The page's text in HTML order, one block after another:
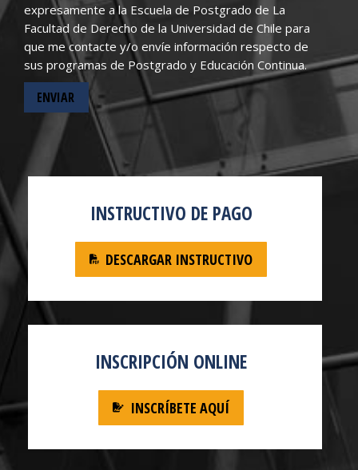
expresamente a la Escuela de Postgrado de La
Facultad de Derecho de la Universidad de Chile para
que me contacte y/o envíe información respecto de
sus programas de Postgrado y Educación Continua.
INSTRUCTIVO DE PAGO
DESCARGAR INSTRUCTIVO
INSCRIPCIÓN ONLINE
INSCRÍBETE AQUÍ